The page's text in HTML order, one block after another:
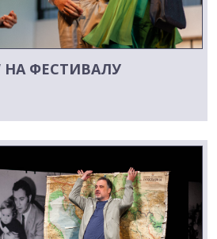
НА ФЕСТИВАЛУ